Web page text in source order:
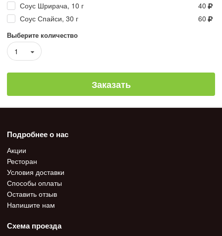
Соус Шрирача, 10 г
40
Соус Спайси, 30 г
60
Выберите количество
1
Заказать
Подробнее о нас
Акции
Ресторан
Условия доставки
Способы оплаты
Оставить отзыв
Напишите нам
Схема проезда